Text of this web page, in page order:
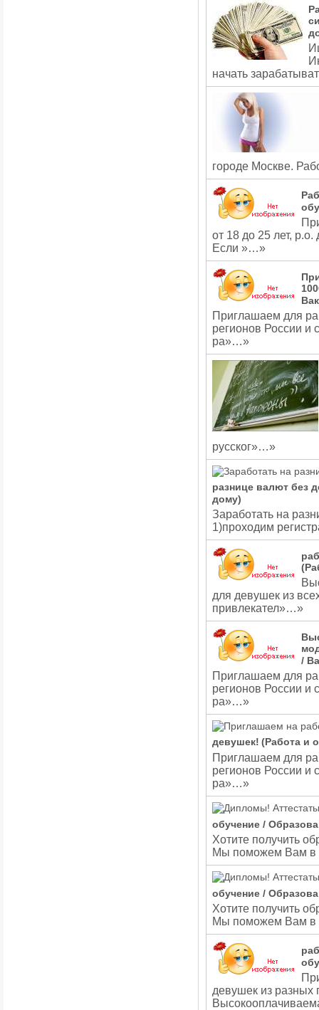
начать
городе Москве.
от 18 до 25 лет,
Если »…»
Приглашаем для
регионов России
ра»…»
русског»…»
разнице валют без
дому)
Заработать на
1)проходим
для девушек из
привлекател»…»
/
Приглашаем для
регионов России
ра»…»
девушек! (Работа и
Приглашаем для
регионов России
ра»…»
обучение /
Хотите получить
Мы поможем Вам в
обучение /
Хотите получить
Мы поможем Вам в
девушек из разных